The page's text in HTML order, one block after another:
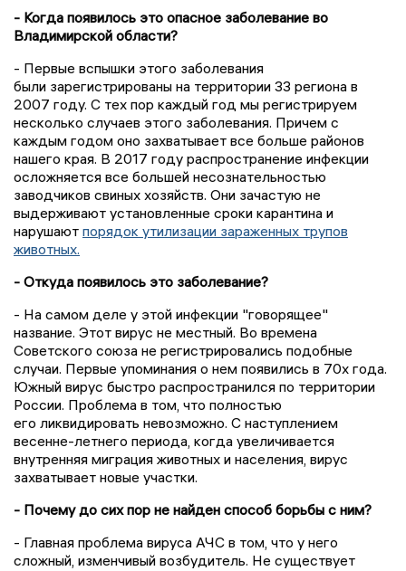
- Когда появилось это опасное заболевание во
Владимирской области?
- Первые вспышки этого заболевания
были зарегистрированы на территории 33 региона в
2007 году. С тех пор каждый год мы регистрируем
несколько случаев этого заболевания. Причем с
каждым годом оно захватывает все больше районов
нашего края. В 2017 году распространение инфекции
осложняется все большей несознательностью
заводчиков свиных хозяйств. Они зачастую не
выдерживают установленные сроки карантина и
нарушают порядок утилизации зараженных трупов
животных.
- Откуда появилось это заболевание?
- На самом деле у этой инфекции "говорящее"
название. Этот вирус не местный. Во времена
Советского союза не регистрировались подобные
случаи. Первые упоминания о нем появились в 70х года.
Южный вирус быстро распространился по территории
России. Проблема в том, что полностью
его ликвидировать невозможно. С наступлением
весенне-летнего периода, когда увеличивается
внутренняя миграция животных и населения, вирус
захватывает новые участки.
- Почему до сих пор не найден способ борьбы с ним?
- Главная проблема вируса АЧС в том, что у него
сложный, изменчивый возбудитель. Не существует